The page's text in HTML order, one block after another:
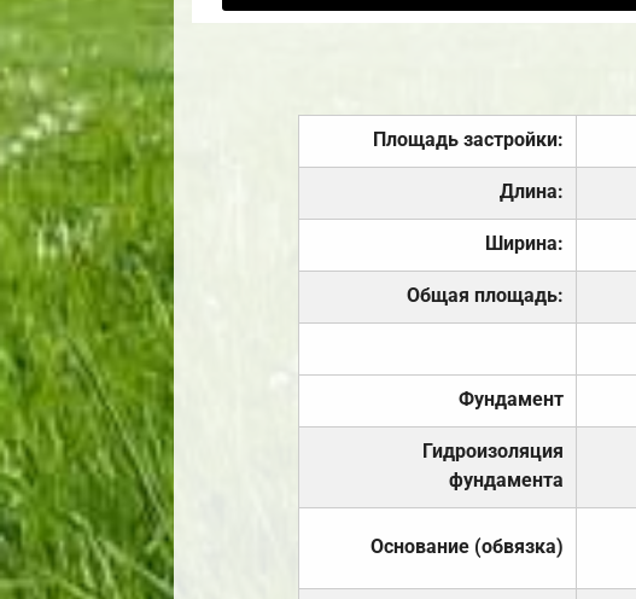
Площадь застройки:
Длина:
Ширина:
Общая площадь:
Фундамент
Гидроизоляция
фундамента
Основание (обвязка)